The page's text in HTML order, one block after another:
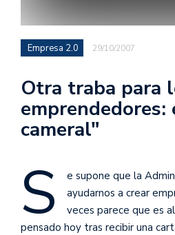
Empresa 2.0 29/10/2007
Otra traba para
emprendedores:
cameral"
S
e supone que la
ayudarnos a crear
veces parece que es
pensado hoy tras recibir una